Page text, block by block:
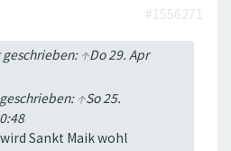
#1556271
↑Do 29. Apr
↑So 25.
Sankt Maik wohl